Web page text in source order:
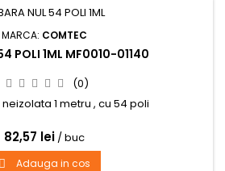
MARCA: COMTEC
POLI 1ML MF0010-01140
(0)
1 metru , cu 54 poli
82,57 lei / buc
 Adauga in cos